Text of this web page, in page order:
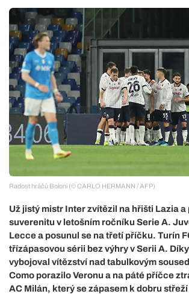
Radost hráčů Boloni (© CARLO HERMANN / AFP)
Už jistý mistr Inter zvítězil na hřišti Lazia a
suverenitu v letošním ročníku Serie A.
Lecce a posunul se na třetí příčku. Turín
třízápasovou sérii bez výhry v Serii A.
vybojoval vítězství nad tabulkovým
Como porazilo Veronu a na páté příčce
AC Milán, který se zápasem k dobru